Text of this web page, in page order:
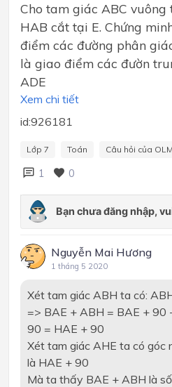
Cho tam giác ABC
HAB cắt tại E. Chứng
điểm các đường phân
là giao điểm các đườn
ADE
Xem chi tiết
id:926181
Lớp 7 Toán Câu hỏi của OLM
1 0
Nguyễn Mai Hương
1 tháng 5 2020
Xét tam giác ABH ta có:
=> BAE + ABH = BAE +
90 = HAE + 90
Xét tam giác AHE ta có góc
là HAE + 90
Mà ta thấy BAE + ABH là